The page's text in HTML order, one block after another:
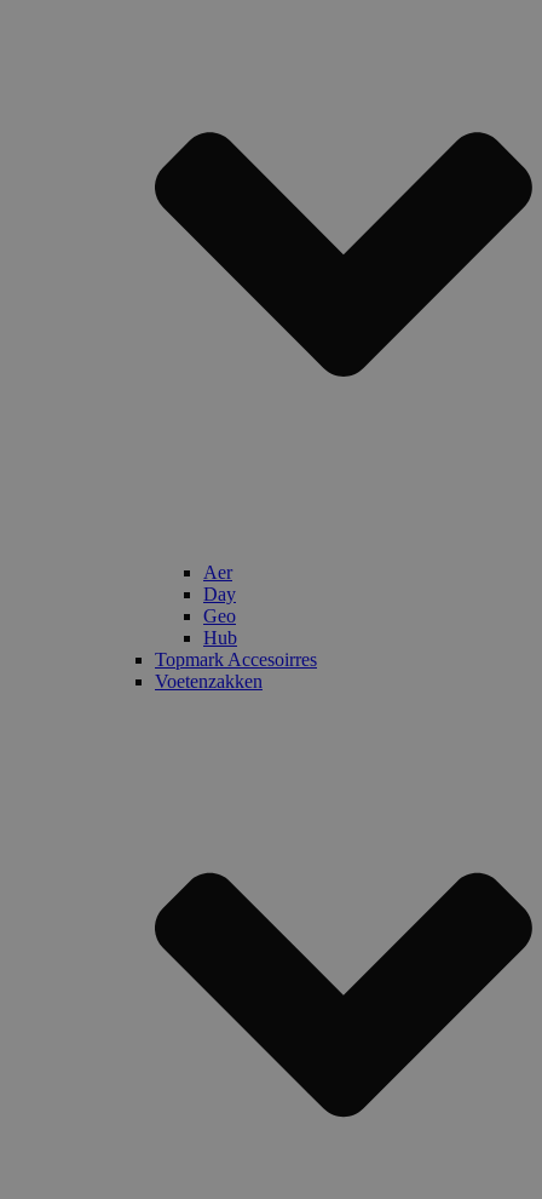
Aer
Day
Geo
Hub
Topmark Accesoirres
Voetenzakken